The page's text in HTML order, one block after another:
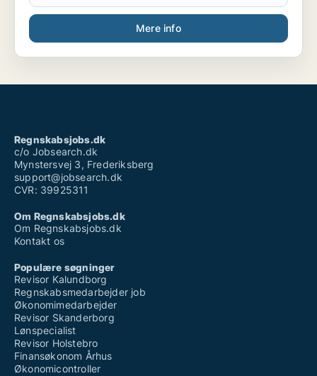
Mere info
Regnskabsjobs.dk
c/o Jobsearch.dk
Mynstersvej 3, Frederiksberg
support@jobsearch.dk
CVR: 39925311
Om Regnskabsjobs.dk
Om Regnskabsjobs.dk
Kontakt os
Populære søgninger
Revisor Kalundborg
Regnskabsmedarbejder job
Økonomimedarbejder
Revisor Skanderborg
Lønspecialist
Revisor Holstebro
Finansøkonom Århus
Økonomicontroller